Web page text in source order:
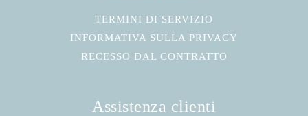
TERMINI DI SERVIZIO
INFORMATIVA SULLA PRIVACY
RECESSO DAL CONTRATTO
Assistenza clienti